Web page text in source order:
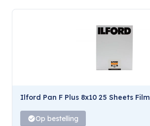
Ilford Pan F Plus 8x10 25 Sheets Film
Op bestelling